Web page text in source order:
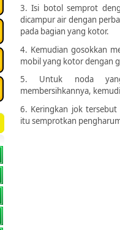
3. Isi botol semprot
dicampur air dengan
pada bagian yang kotor.
4. Kemudian gosokkan
mobil yang kotor dengan
5. Untuk noda
membersihkannya,
6. Keringkan jok tersebut
itu semprotkan